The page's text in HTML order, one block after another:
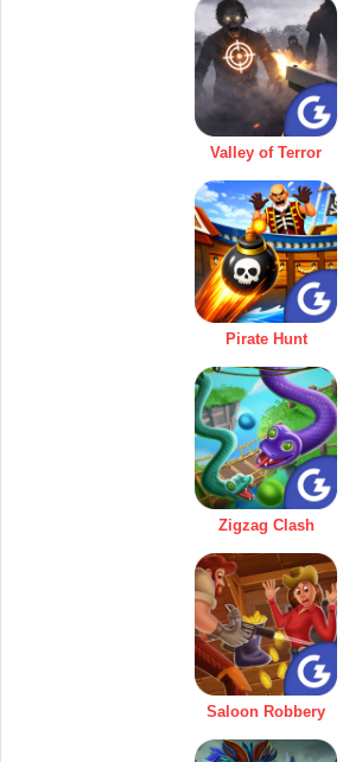
Valley of Terror
Pirate Hunt
Zigzag Clash
Saloon Robbery